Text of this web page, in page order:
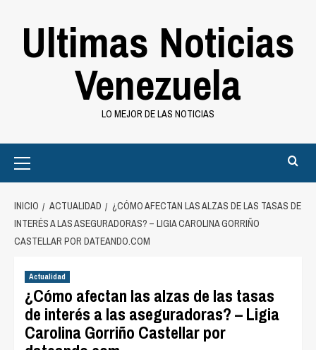
Ultimas Noticias
Venezuela
LO MEJOR DE LAS NOTICIAS
Menu
INICIO ACTUALIDAD
¿CÓMO AFECTAN LAS ALZAS DE LAS TASAS DE
INTERÉS A LAS ASEGURADORAS? – LIGIA CAROLINA GORRIÑO
CASTELLAR POR DATEANDO.COM
Actualidad
¿Cómo afectan las alzas de las tasas
de interés a las aseguradoras? – Ligia
Carolina Gorriño Castellar por